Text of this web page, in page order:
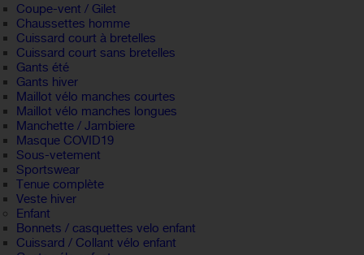
Coupe-vent / Gilet
Chaussettes homme
Cuissard court à bretelles
Cuissard court sans bretelles
Gants été
Gants hiver
Maillot vélo manches courtes
Maillot vélo manches longues
Manchette / Jambiere
Masque COVID19
Sous-vetement
Sportswear
Tenue complète
Veste hiver
Enfant
Bonnets / casquettes velo enfant
Cuissard / Collant vélo enfant